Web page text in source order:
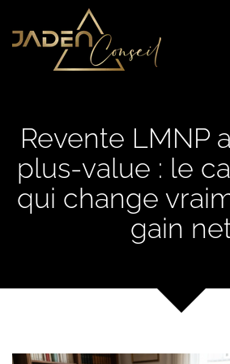
Revente LMNP
plus-value : le
qui change
gain